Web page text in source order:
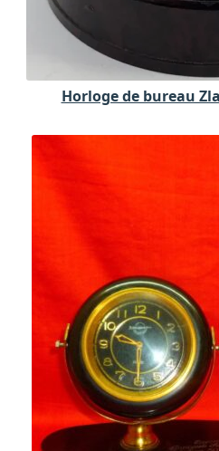
Horloge de bureau